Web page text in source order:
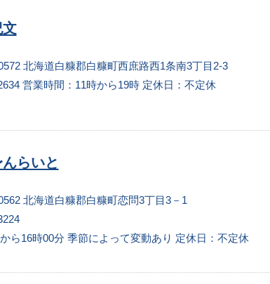
文
北海道白糠郡白糠町西庶路西1条南3丁目2-3
営業時間：11時から19時 定休日：不定休
らいと
北海道白糠郡白糠町恋問3丁目3－1
ら16時00分 季節によって変動あり 定休日：不定休